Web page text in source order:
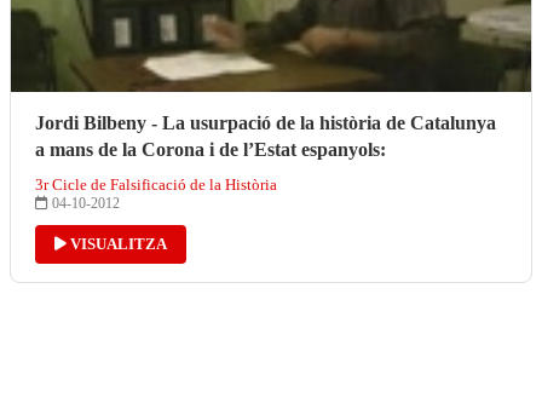
Jordi Bilbeny - La usurpació de la història de Catalunya
a mans de la Corona i de l’Estat espanyols:
3r Cicle de Falsificació de la Història
04-10-2012
VISUALITZA